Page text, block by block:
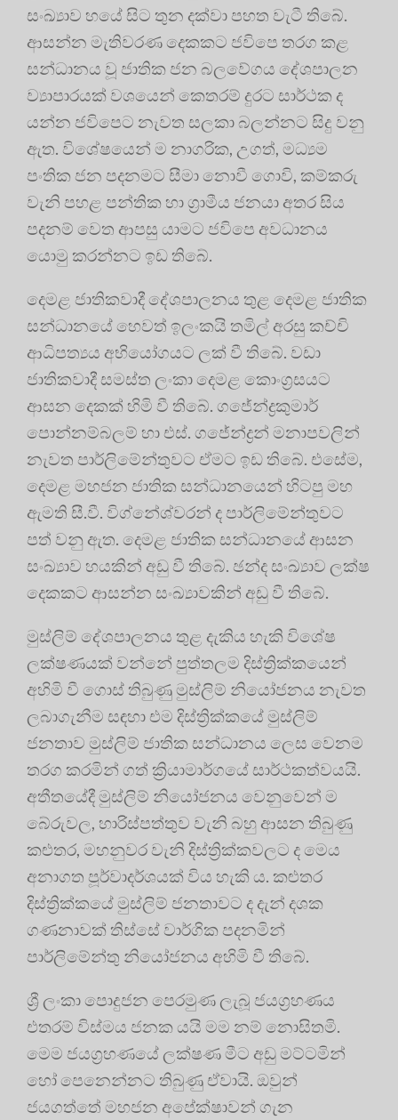
සංඛ්‍යාව හයේ සිට තුන දක්වා පහත වැටී තිබේ.
ආසන්න මැතිවරණ දෙකකට ජවිපෙ තරග කළ
සන්ධානය වූ ජාතික ජන බලවේගය දේශපාලන
ව්‍යාපාරයක් වශයෙන් කෙතරම් දුරට සාර්ථක ද
යන්න ජවිපෙට නැවත සලකා බලන්නට සිදු වනු
ඇත. විශේෂයෙන් ම නාගරික, උගත්, මධ්‍යම
පංතික ජන පදනමට සීමා නොවී ගොවි, කම්කරු
වැනි පහළ පන්තික හා ග්‍රාමීය ජනයා අතර සිය
පදනම් වෙත ආපසු යාමට ජවිපෙ අවධානය
යොමු කරන්නට ඉඩ තිබේ.
දෙමළ ජාතිකවාදී දේශපාලනය තුළ දෙමළ ජාතික
සන්ධානයේ හෙවත් ඉලංකයි තමිල් අරසු කච්චි
ආධිපත්‍යය අභියෝගයට ලක් වී තිබේ. වඩා
ජාතිකවාදී සමස්ත ලංකා දෙමළ කොංග්‍රසයට
ආසන දෙකක් හිමි වී තිබේ. ගජේන්ද්‍රකුමාර්
පොන්නම්බලම් හා එස්. ගජේන්ද්‍රන් මනාපවලින්
නැවත පාර්ලිමේන්තුවට ඒමට ඉඩ තිබේ. එසේම,
දෙමළ මහජන ජාතික සන්ධානයෙන් හිටපු මහ
ඇමති සී.වී. විග්නේශ්වරන් ද පාර්ලිමේන්තුවට
පත් වනු ඇත. දෙමළ ජාතික සන්ධානයේ ආසන
සංඛ්‍යාව හයකින් අඩු වී තිබේ. ඡන්ද සංඛ්‍යාව ලක්ෂ
දෙකකට ආසන්න සංඛ්‍යාවකින් අඩු වී තිබේ.
මුස්ලිම් දේශපාලනය තුළ දැකිය හැකි විශේෂ
ලක්ෂණයක් වන්නේ පුත්තලම දිස්ත්‍රික්කයෙන්
අහිමි වී ගොස් තිබුණු මුස්ලිම් නියෝජනය නැවත
ලබාගැනීම සඳහා එම දිස්ත්‍රික්කයේ මුස්ලිම්
ජනතාව මුස්ලිම් ජාතික සන්ධානය ලෙස වෙනම
තරග කරමින් ගත් ක්‍රියාමාර්ගයේ සාර්ථකත්වයයි.
අතීතයේදී මුස්ලිම් නියෝජනය වෙනුවෙන් ම
බේරුවල, හාරිස්පත්තුව වැනි බහු ආසන තිබුණු
කළුතර, මහනුවර වැනි දිස්ත්‍රික්කවලට ද මෙය
අනාගත පූර්වාදර්ශයක් විය හැකි ය. කළුතර
දිස්ත්‍රික්කයේ මුස්ලිම් ජනතාවට ද දැන් දශක
ගණනාවක් තිස්සේ වාර්ගික පදනමින්
පාර්ලිමේන්තු නියෝජනය අහිමි වී තිබේ.
ශ්‍රී ලංකා පොදුජන පෙරමුණ ලැබූ ජයග්‍රහණය
එතරම් විස්මය ජනක යයි මම නම් නොසිතමි.
මෙම ජයග්‍රහණයේ ලක්ෂණ මීට අඩු මට්ටමින්
හෝ පෙනෙන්නට තිබුණු ඒවායි. ඔවුන්
ජයගත්තේ මහජන අපේක්ෂාවන් ගැන